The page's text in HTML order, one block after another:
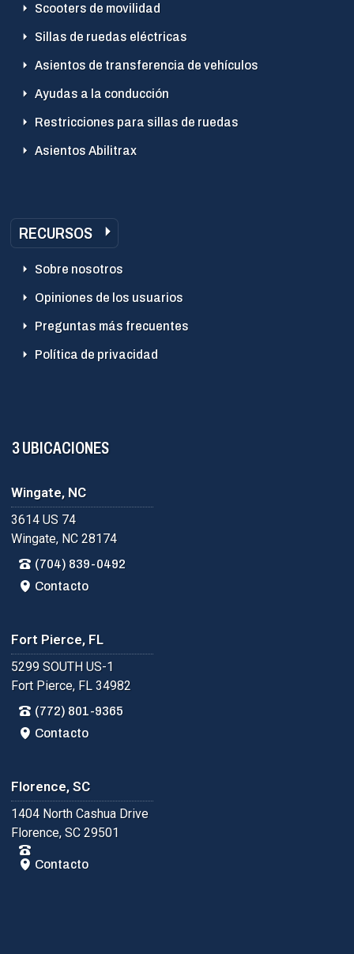
Scooters de movilidad
Sillas de ruedas eléctricas
Asientos de transferencia de vehículos
Ayudas a la conducción
Restricciones para sillas de ruedas
Asientos Abilitrax
RECURSOS
Sobre nosotros
Opiniones de los usuarios
Preguntas más frecuentes
Política de privacidad
3 UBICACIONES
Wingate, NC
3614 US 74
Wingate, NC 28174
(704) 839-0492
Contacto
Fort Pierce, FL
5299 SOUTH US-1
Fort Pierce, FL 34982
(772) 801-9365
Contacto
Florence, SC
1404 North Cashua Drive
Florence, SC 29501
Contacto